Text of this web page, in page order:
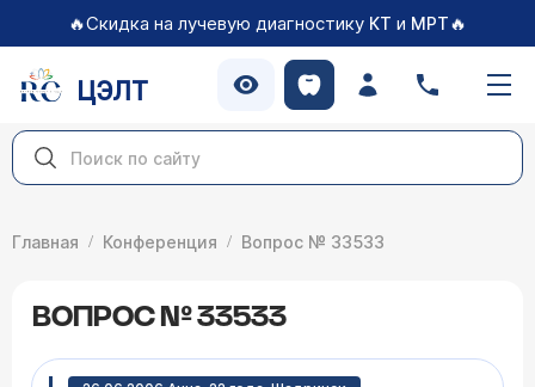
🔥Скидка на лучевую диагностику КТ и МРТ🔥
ЦЭЛТ
Главная Конференция Вопрос № 33533
ВОПРОС № 33533